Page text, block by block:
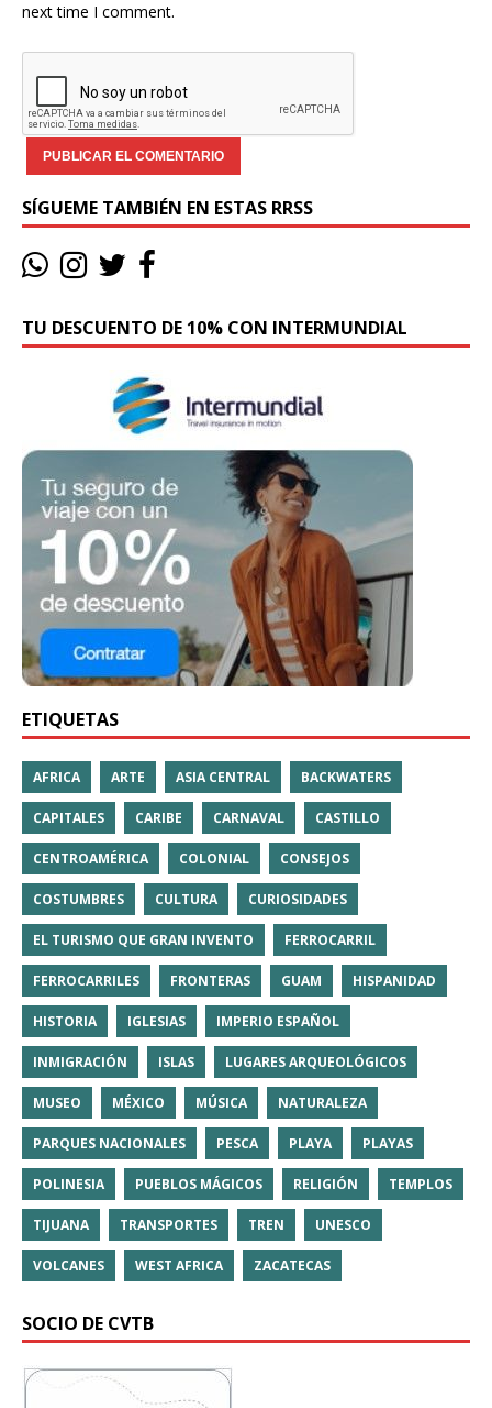
next time I comment.
SÍGUEME TAMBIÉN EN ESTAS RRSS
TU DESCUENTO DE 10% CON INTERMUNDIAL
ETIQUETAS
AFRICA ARTE ASIA CENTRAL BACKWATERS
CAPITALES CARIBE CARNAVAL CASTILLO
CENTROAMÉRICA COLONIAL CONSEJOS
COSTUMBRES CULTURA CURIOSIDADES
EL TURISMO QUE GRAN INVENTO FERROCARRIL
FERROCARRILES FRONTERAS GUAM HISPANIDAD
HISTORIA IGLESIAS IMPERIO ESPAÑOL
INMIGRACIÓN ISLAS LUGARES ARQUEOLÓGICOS
MUSEO MÉXICO MÚSICA NATURALEZA
PARQUES NACIONALES PESCA PLAYA PLAYAS
POLINESIA PUEBLOS MÁGICOS RELIGIÓN TEMPLOS
TIJUANA TRANSPORTES TREN UNESCO
VOLCANES WEST AFRICA ZACATECAS
SOCIO DE CVTB